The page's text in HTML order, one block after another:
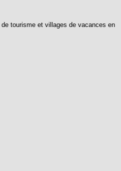
tourisme et villages de vacances en